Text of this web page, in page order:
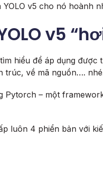
v5 cho nó hoành
v5
hiểu để áp dụng được
trúc, về mã nguồn….
Pytorch – một
luôn 4 phiển bản với